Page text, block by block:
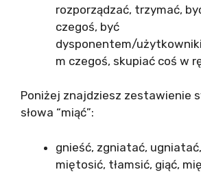
rozporządzać, trzymać,
czegoś, być
dysponentem/
m czegoś, skupiać coś w
Poniżej znajdziesz zestawienie
słowa “miąć”:
gnieść, zgniatać,
miętosić, tłamsić, giąć,